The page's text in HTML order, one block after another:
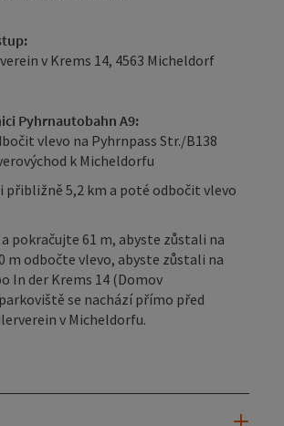
v Krems 14, 4563 Micheldorf
Pyhrnautobahn A9:
vlevo na Pyhrnpass Str./B138
k Micheldorfu
přibližně 5,2 km a poté odbočit vlevo
pokračujte 61 m, abyste zůstali na
m odbočte vlevo, abyste zůstali na
In der Krems 14 (Domov
se nachází přímo před
v Micheldorfu.